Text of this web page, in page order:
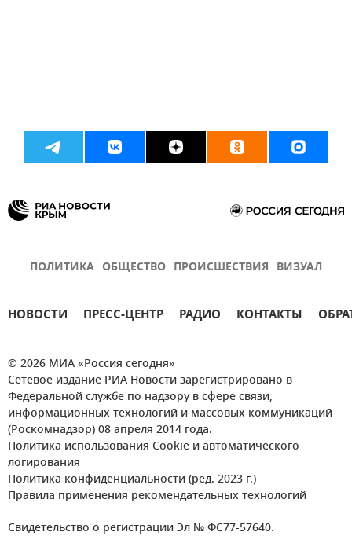
ПОЛИТИКА ОБЩЕСТВО ПРОИСШЕСТВИЯ ВИЗУАЛ
НОВОСТИ ПРЕСС-ЦЕНТР РАДИО КОНТАКТЫ
© 2026 МИА «Россия сегодня»
Сетевое издание РИА Новости зарегистрировано в
Федеральной службе по надзору в сфере связи,
информационных технологий и массовых коммуникаций
(Роскомнадзор) 08 апреля 2014 года.
Политика использования Cookie и автоматического
логирования
Политика конфиденциальности (ред. 2023 г.)
Правила применения рекомендательных технологий
Свидетельство о регистрации Эл № ФС77-57640.